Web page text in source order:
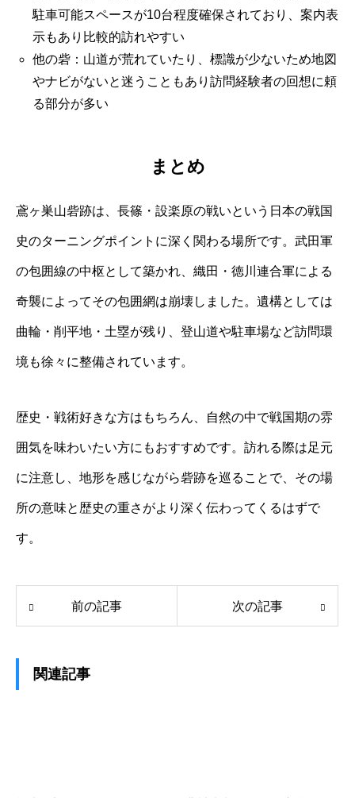
駐車可能スペースが10台程度確保されており、案内表
示もあり比較的訪れやすい
他の砦：山道が荒れていたり、標識が少ないため地図
やナビがないと迷うこともあり訪問経験者の回想に頼
る部分が多い
まとめ
鳶ヶ巣山砦跡は、長篠・設楽原の戦いという日本の戦国
史のターニングポイントに深く関わる場所です。武田軍
の包囲線の中枢として築かれ、織田・徳川連合軍による
奇襲によってその包囲網は崩壊しました。遺構としては
曲輪・削平地・土塁が残り、登山道や駐車場など訪問環
境も徐々に整備されています。
歴史・戦術好きな方はもちろん、自然の中で戦国期の雰
囲気を味わいたい方にもおすすめです。訪れる際は足元
に注意し、地形を感じながら砦跡を巡ることで、その場
所の意味と歴史の重さがより深く伝わってくるはずで
す。
前の記事 次の記事
関連記事